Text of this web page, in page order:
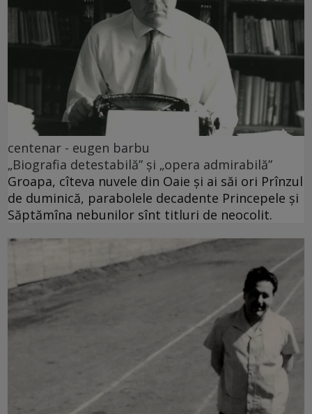
centenar - eugen barbu
„Biografia detestabilă” și „opera admirabilă”
Groapa, cîteva nuvele din Oaie și ai săi ori Prînzul
de duminică, parabolele decadente Princepele și
Săptămîna nebunilor sînt titluri de neocolit.